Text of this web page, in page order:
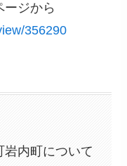
ージから
356290
内町について